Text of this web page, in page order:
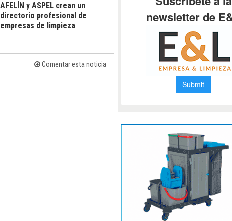
AFELÍN y ASPEL crean un
directorio profesional de
empresas de limpieza
Comentar esta noticia